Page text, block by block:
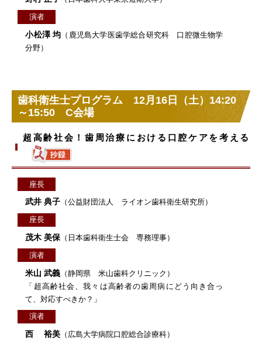
演者
小松澤 均 （鹿児島大学医歯学総合研究科 口腔微生物学
分野）
歯科衛生士プログラム 12月16日（土）14:20
～15:50 C会場
超高齢社会！歯周治療における口腔ケアを考える
座長
武井 典子 （公益財団法人 ライオン歯科衛生研究所）
座長
茂木 美保（日本歯科衛生士会 専務理事）
演者
米山 武義 （静岡県 米山歯科クリニック）
「超高齢社会、我々は高齢者の歯周病にどう向き合っ
て、対応すべきか？」
演者
西 裕美 （広島大学病院口腔総合診療科）